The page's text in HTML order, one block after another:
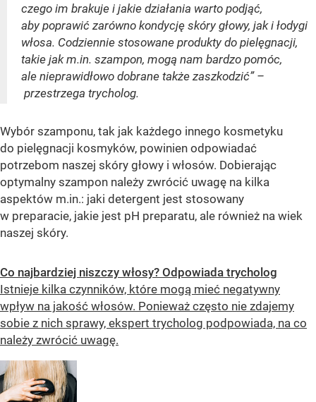
czego im brakuje i jakie działania warto podjąć,
aby poprawić zarówno kondycję skóry głowy, jak i łodygi
włosa. Codziennie stosowane produkty do pielęgnacji,
takie jak m.in. szampon, mogą nam bardzo pomóc,
ale nieprawidłowo dobrane także zaszkodzić” –
przestrzega trycholog.
Wybór szamponu, tak jak każdego innego kosmetyku
do pielęgnacji kosmyków, powinien odpowiadać
potrzebom naszej skóry głowy i włosów. Dobierając
optymalny szampon należy zwrócić uwagę na kilka
aspektów m.in.: jaki detergent jest stosowany
w preparacie, jakie jest pH preparatu, ale również na wiek
naszej skóry.
Co najbardziej niszczy włosy? Odpowiada trycholog
Istnieje kilka czynników, które mogą mieć negatywny
wpływ na jakość włosów. Ponieważ często nie zdajemy
sobie z nich sprawy, ekspert trycholog podpowiada, na co
należy zwrócić uwagę.